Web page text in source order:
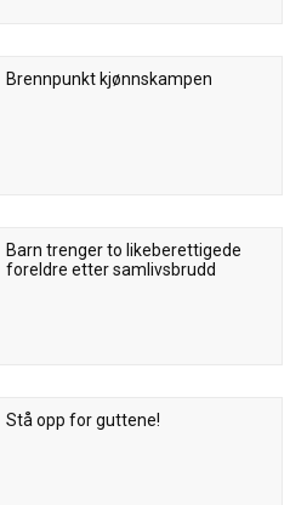
Brennpunkt kjønnskampen
Barn trenger to likeberettigede
foreldre etter samlivsbrudd
Stå opp for guttene!